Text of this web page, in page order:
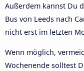
Außerdem kannst Du
Bus von Leeds nach
nicht erst im letzten
Wenn möglich,
Wochenende solltest